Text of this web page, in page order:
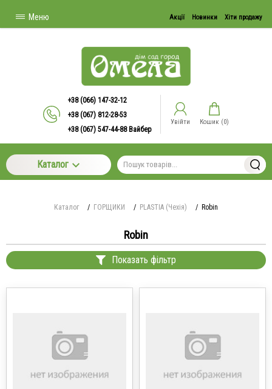
Меню Акції Новинки Хіти продажу
+38 (066) 147-32-12
+38 (067) 812-28-53
+38 (067) 547-44-88 Вайбер
Увійти Кошик (0)
Каталог
Каталог / ГОРЩИКИ / PLASTIA (Чехія) / Robin
Robin
Показать фільтр